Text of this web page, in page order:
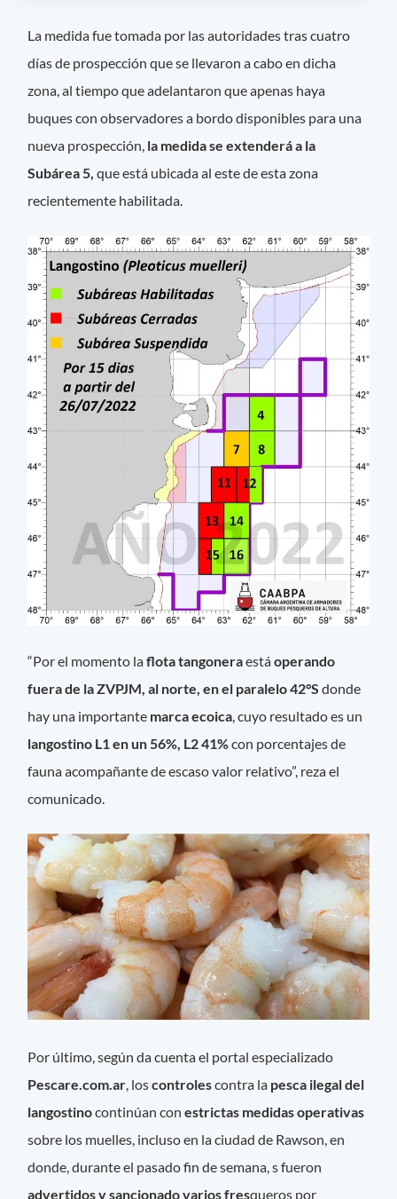
La medida fue tomada por las autoridades tras cuatro
días de prospección que se llevaron a cabo en dicha
zona, al tiempo que adelantaron que apenas haya
buques con observadores a bordo disponibles para una
nueva prospección, la medida se extenderá a la
Subárea 5, que está ubicada al este de esta zona
recientemente habilitada.
“Por el momento laflota tangoneraestáoperando
fuera de la ZVPJM, al norte, en el paralelo 42°S donde
hay una importante marca ecoica , cuyo resultado es un
langostino L1 en un 56%, L2 41%con porcentajes de
fauna acompañante de escaso valor relativo”, reza el
comunicado.
Por último, según da cuenta el portal especializado
Pescare.com.ar, loscontrolescontra la pesca ilegal del
langostinocontinúan conestrictas medidas operativas
sobre los muelles, incluso en la ciudad de Rawson, en
donde, durante el pasado fin de semana, s fueron
advertidos y sancionado varios fresqueros por